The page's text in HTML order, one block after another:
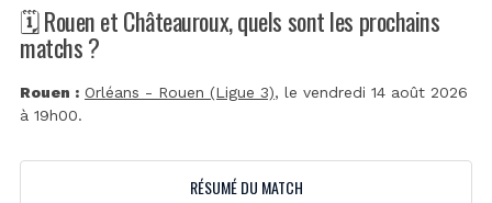
🗓️ Rouen et Châteauroux, quels sont les prochains
matchs ?
Rouen : Orléans - Rouen (Ligue 3), le vendredi 14 août 2026
à 19h00.
RÉSUMÉ DU MATCH